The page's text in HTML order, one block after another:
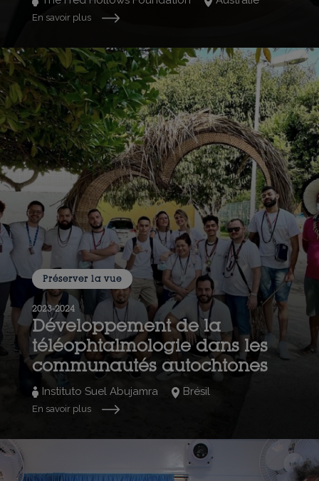
En savoir plus
Préserver la vue
2023-2024
Développement de la
téléophtalmologie dans les
communautés autochtones
Instituto Suel Abujamra Brésil
En savoir plus